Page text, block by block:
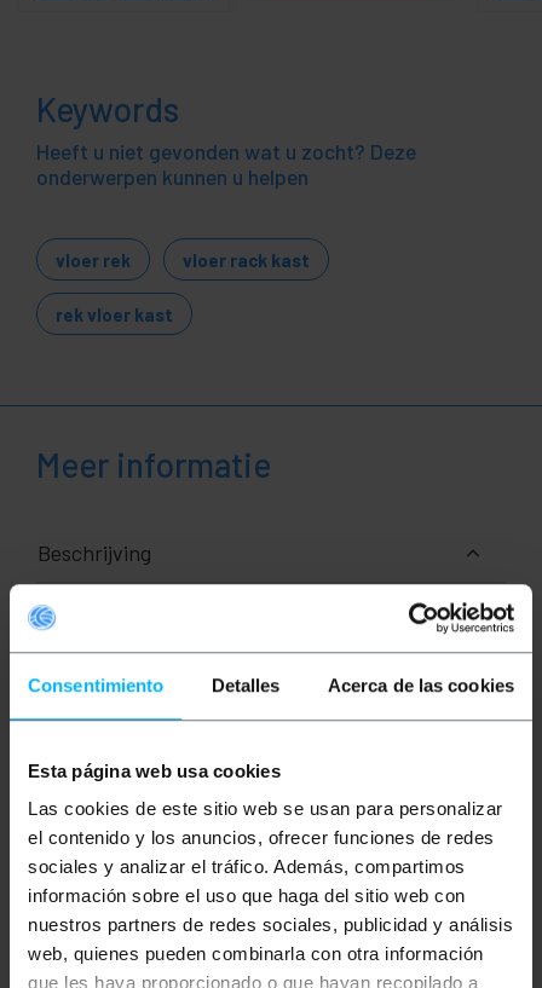
Consentimiento Detalles Acerca de las cookies
Esta página web usa cookies
Las cookies de este sitio web se usan para personalizar
el contenido y los anuncios, ofrecer funciones de redes
sociales y analizar el tráfico. Además, compartimos
información sobre el uso que haga del sitio web con
nuestros partners de redes sociales, publicidad y análisis
web, quienes pueden combinarla con otra información
que les haya proporcionado o que hayan recopilado a
Keywords
Heeft u niet gevonden wat u zocht? Deze
onderwerpen kunnen u helpen
vloer rek vloer rack kast
rek vloer kast
Meer informatie
Beschrijving
RackMatic MobiRack Open 19" rackkast, 38U hoog en
800 mm diep. Dit model is voorzien van wielen en is
rackkolommen maken verticale kabelgeleiding
componenten). Gelakt in zwart RAL9004. Deze
optimaliseert de IT-infrastructuur door apparaten
zoals switches, routers, stekkerdozen en andere
communicatiesystemen te centraliseren in een
veilige operationele kern. Het ontwerp is bedoeld
voor het organiseren van racksystemen en
accessoires, het optimaliseren van ruimte en
kabelbeheer, en het garanderen van een
professionele, georganiseerde en eenvoudig te
beheren netwerkarchitectuur in elke